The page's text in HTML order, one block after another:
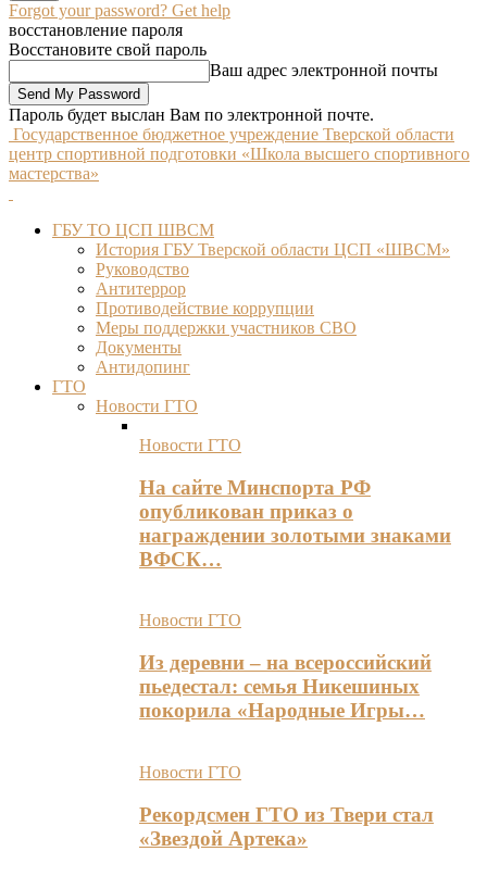
Forgot your password? Get help
восстановление пароля
Восстановите свой пароль
Ваш адрес электронной почты
Пароль будет выслан Вам по электронной почте.
Государственное бюджетное учреждение Тверской области
центр спортивной подготовки «Школа высшего спортивного
мастерства»
ГБУ ТО ЦСП ШВСМ
История ГБУ Тверской области ЦСП «ШВСМ»
Руководство
Антитеррор
Противодействие коррупции
Меры поддержки участников СВО
Документы
Антидопинг
ГТО
Новости ГТО
Новости ГТО
На сайте Минспорта РФ
опубликован приказ о
награждении золотыми знаками
ВФСК…
Новости ГТО
Из деревни – на всероссийский
пьедестал: семья Никешиных
покорила «Народные Игры…
Новости ГТО
Рекордсмен ГТО из Твери стал
«Звездой Артека»